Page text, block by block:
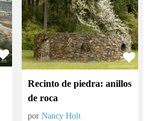
Recinto de piedra: anillos
de roca
porNancy Holt